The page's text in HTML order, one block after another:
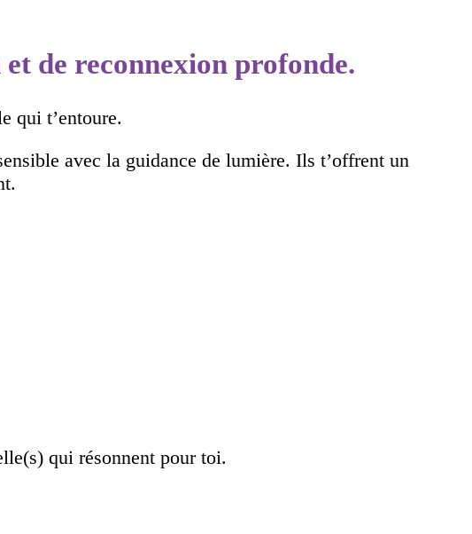
de reconnexion profonde.
qui t’entoure.
avec la guidance de lumière. Ils t’offrent un
qui résonnent pour toi.